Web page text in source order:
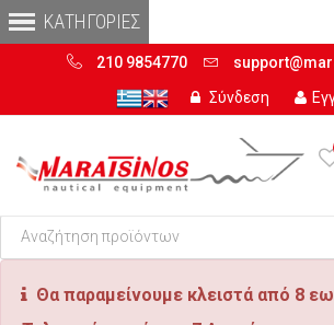
210 9854770
Σύνδεση
Θα παραμείνουμε κλειστά από 8